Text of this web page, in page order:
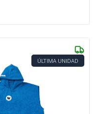
ÚLTIMA UNIDAD